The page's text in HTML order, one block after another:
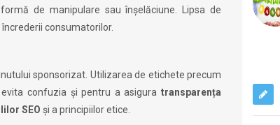
de manipulare sau înșelăciune. Lipsa de
consumatorilor.
sponsorizat. Utilizarea de etichete precum
evita confuzia și pentru a asigura transparența
SEO și a principiilor etice.